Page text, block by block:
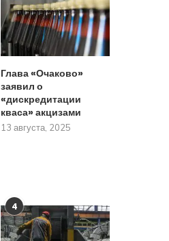
Глава «Очаково»
заявил о
«дискредитации
кваса» акцизами
13 августа, 2025
4